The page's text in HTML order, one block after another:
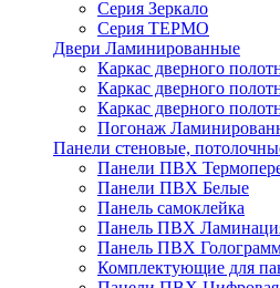
Серия Зеркало
Серия ТЕРМО
Двери Ламинированные
Каркас дверного
Каркас дверного
Каркас дверного
Погонаж
Панели стеновые,
Панели ПВХ
Панели ПВХ Белые
Панель самоклейка
Панель ПВХ
Панель ПВХ
Комплектующие для